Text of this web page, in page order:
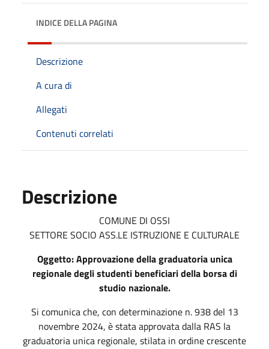
INDICE DELLA PAGINA
Descrizione
A cura di
Allegati
Contenuti correlati
Descrizione
COMUNE DI OSSI
SETTORE SOCIO ASS.LE ISTRUZIONE E CULTURALE
Oggetto: Approvazione della graduatoria unica
regionale degli studenti beneficiari della borsa di
studio nazionale.
Si comunica che, con determinazione n. 938 del 13
novembre 2024, è stata approvata dalla RAS la
graduatoria unica regionale, stilata in ordine crescente